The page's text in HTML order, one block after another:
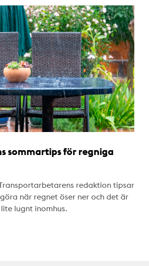
sommartips för regniga
redaktion tipsar
när regnet öser ner och det är
lugnt inomhus.